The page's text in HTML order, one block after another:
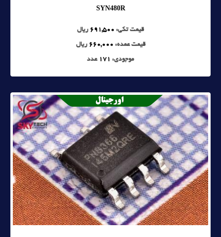
SYN480R
قیمت تکی: 691,500 ریال
قیمت عمده: 660,000 ریال
موجودی: 171 عدد